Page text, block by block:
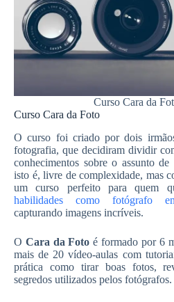
Curso Cara da
Curso Cara da Foto
O curso foi criado por dois
fotografia, que decidiram dividir
conhecimentos sobre o assunto de
isto é, livre de complexidade, mas
um curso perfeito para quem
habilidades como fotógrafo
capturando imagens incríveis.
O Cara da Foto é formado por 6
mais de 20 vídeo-aulas com
prática como tirar boas fotos,
segredos utilizados pelos fotógrafos.